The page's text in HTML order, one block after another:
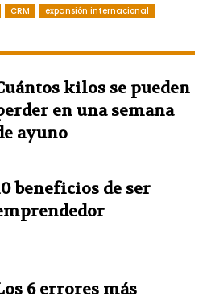
n
k
e
d
n
i
t
t
e
a
t
s
A
p
CRM expansión internacional
kilos se pueden
en una semana
ayuno
beneficios de ser
6 errores más